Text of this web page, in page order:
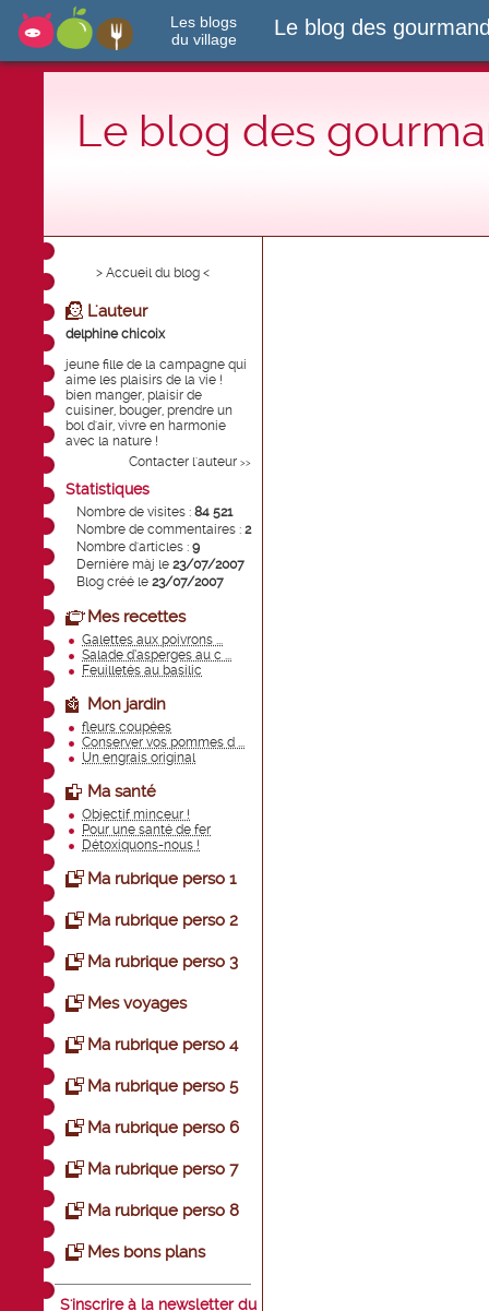
Les blogs
du village
Le blog des
Le blog des
> Accueil du blog <
L'auteur
delphine chicoix
jeune fille de la campagne qui
aime les plaisirs de la vie !
bien manger, plaisir de
cuisiner, bouger, prendre un
bol d'air, vivre en harmonie
avec la nature !
Contacter l'auteur >>
Statistiques
Nombre de visites : 84 521
Nombre de commentaires : 2
Nombre d'articles : 9
Dernière màj le 23/07/2007
Blog créé le 23/07/2007
Mes recettes
Galettes aux poivrons ...
Salade d’asperges au c ...
Feuilletés au basilic
Mon jardin
fleurs coupées
Conserver vos pommes d ...
Un engrais original
Ma santé
Objectif minceur !
Pour une santé de fer
Détoxiquons-nous !
Ma rubrique perso 1
Ma rubrique perso 2
Ma rubrique perso 3
Mes voyages
Ma rubrique perso 4
Ma rubrique perso 5
Ma rubrique perso 6
Ma rubrique perso 7
Ma rubrique perso 8
Mes bons plans
S'inscrire à la newsletter du